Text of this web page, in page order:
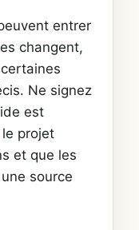
entrer
changent,
Ne signez
est
le projet
et que les
source